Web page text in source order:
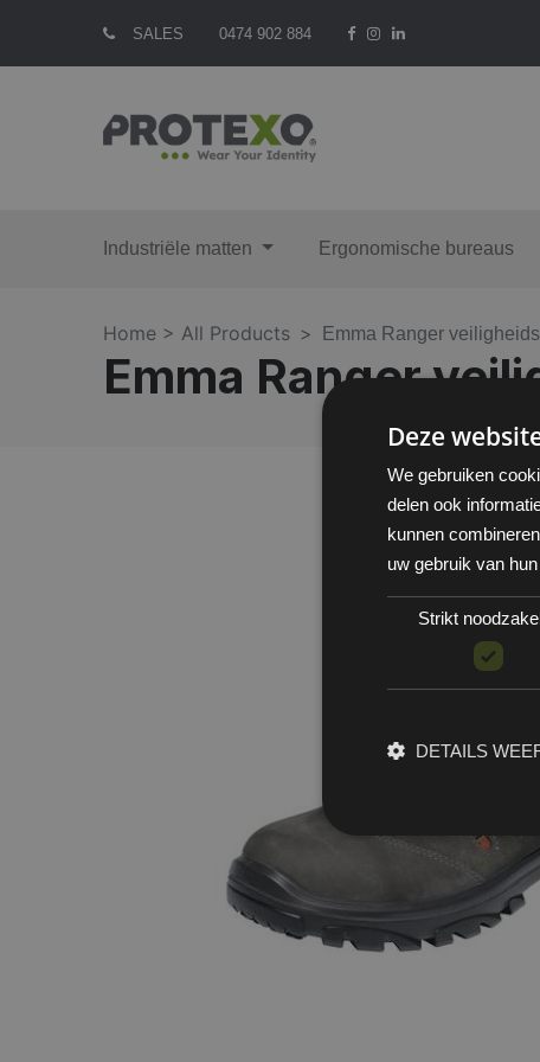
SALES 0474 902 884
Industriële matten Ergonomische bureaus
Home > All Products Emma Ranger
Emma Ranger
Deze
We gebruiken
delen ook
kunnen
uw gebruik van
Strikt
DETAILS